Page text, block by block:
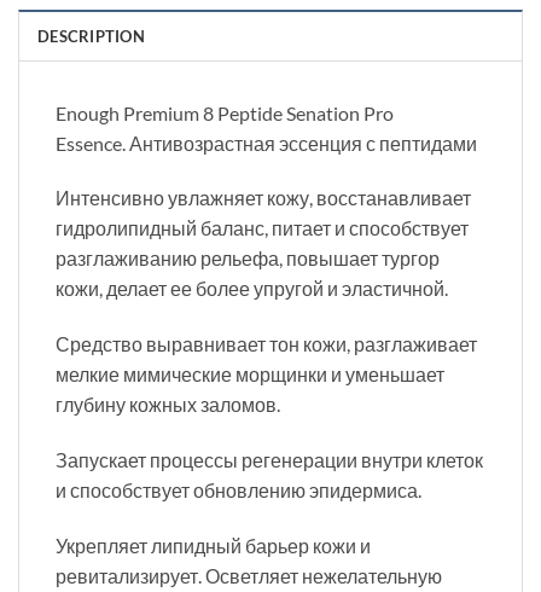
DESCRIPTION
Enough Premium 8 Peptide Senation Pro
Essence. Антивозрастная эссенция с пептидами
Интенсивно увлажняет кожу, восстанавливает
гидролипидный баланс, питает и способствует
разглаживанию рельефа, повышает тургор
кожи, делает ее более упругой и эластичной.
Средство выравнивает тон кожи, разглаживает
мелкие мимические морщинки и уменьшает
глубину кожных заломов.
Запускает процессы регенерации внутри клеток
и способствует обновлению эпидермиса.
Укрепляет липидный барьер кожи и
ревитализирует. Осветляет нежелательную